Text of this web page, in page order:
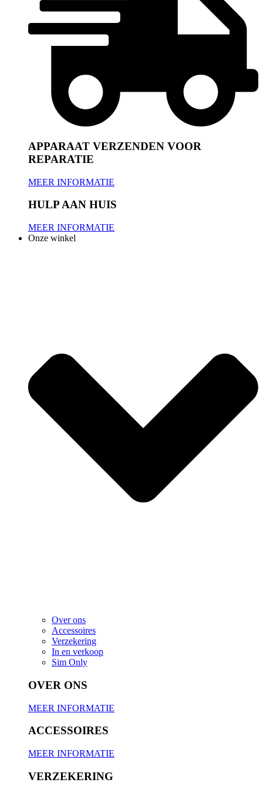
APPARAAT VERZENDEN VOOR
REPARATIE
MEER INFORMATIE
HULP AAN HUIS
MEER INFORMATIE
Onze winkel
Over ons
Accessoires
Verzekering
In en verkoop
Sim Only
OVER ONS
MEER INFORMATIE
ACCESSOIRES
MEER INFORMATIE
VERZEKERING